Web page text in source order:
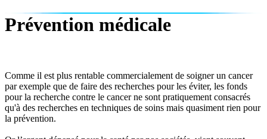
Prévention médicale
Comme il est plus rentable commercialement de soigner un cancer
par exemple que de faire des recherches pour les éviter, les fonds
pour la recherche contre le cancer ne sont pratiquement consacrés
qu'à des recherches en techniques de soins mais quasiment rien pour
la prévention.